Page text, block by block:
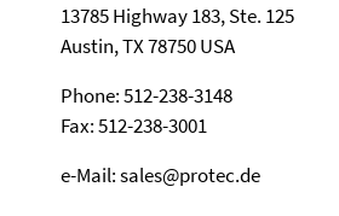
13785 Highway 183, Ste. 125
Austin, TX 78750 USA
Phone: 512-238-3148
Fax: 512-238-3001
e-Mail: sales@protec.de